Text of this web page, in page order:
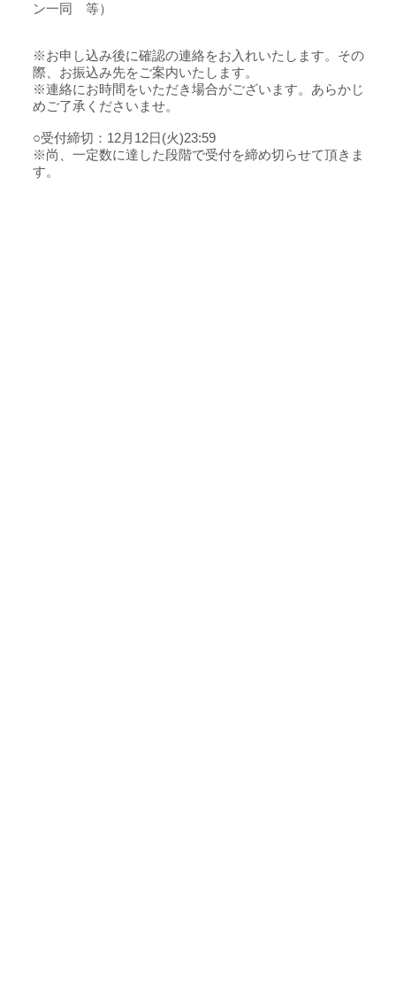
ン一同 等）
※お申し込み後に確認の連絡をお入れいたします。その
際、お振込み先をご案内いたします。
※連絡にお時間をいただき場合がございます。あらかじ
めご了承くださいませ。
○受付締切：12月12日(火)23:59
※尚、一定数に達した段階で受付を締め切らせて頂きま
す。